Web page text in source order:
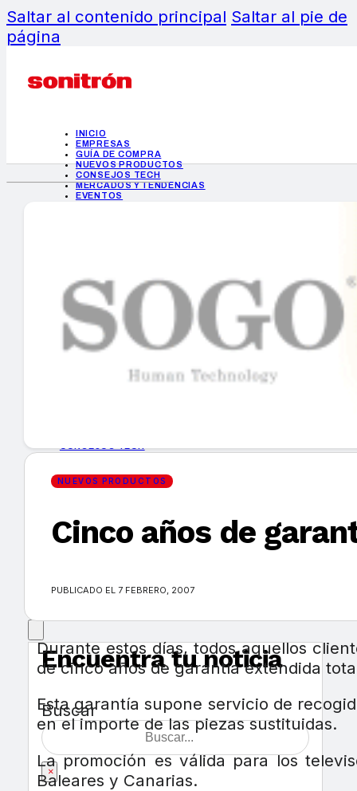
Saltar al contenido principal Saltar al pie de
página
INICIO
EMPRESAS
GUÍA DE COMPRA
NUEVOS PRODUCTOS
CONSEJOS TECH
MERCADOS Y TENDENCIAS
EVENTOS
INICIO
EMPRESAS
GUÍA DE COMPRA
MERCADOS Y TENDENCIAS
EVENTOS
Encuentra tu noticia
Buscar
×
NUEVOS PRODUCTOS
Cinco años de
PUBLICADO EL 7 FEBRERO, 2007
Durante estos días, todos aquellos
de cinco años de garantía extendida
Esta garantía supone servicio de
en el importe de las piezas sustituidas.
La promoción es válida para los
Baleares y Canarias.